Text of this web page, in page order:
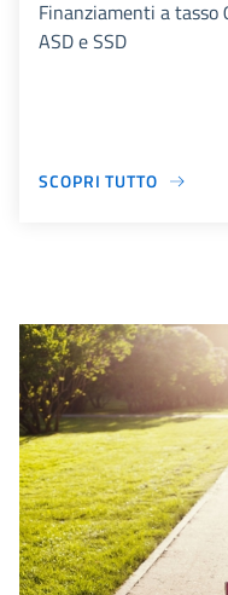
Finanziamenti a
ASD e SSD
SCOPRI TUTTO